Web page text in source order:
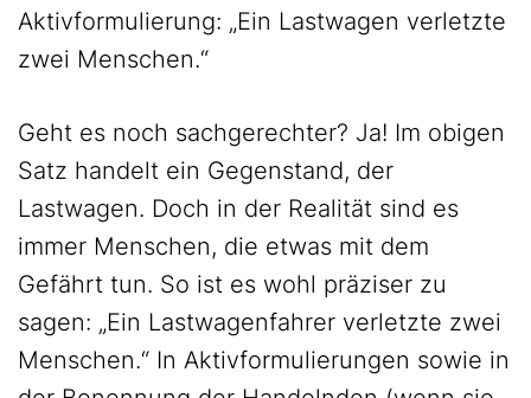
Aktivformulierung: „Ein Lastwagen verletzte
zwei Menschen.“
Geht es noch sachgerechter? Ja! Im obigen
Satz handelt ein Gegenstand, der
Lastwagen. Doch in der Realität sind es
immer Menschen, die etwas mit dem
Gefährt tun. So ist es wohl präziser zu
sagen: „Ein Lastwagenfahrer verletzte zwei
Menschen.“ In Aktivformulierungen sowie in